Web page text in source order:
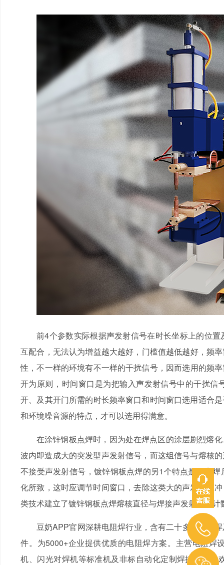
前4个参数实际根据声发射信号在时长坐标上的位置
互配合，无法认为增益越大越好，门槛值越低越好
性，不一样的环境有不一样的干扰信号，因而选用的
开为原则，时间窗口是为把输入声发射信号中的干扰信
开、及其开门所需的时长频率窗口和时间窗口选用适合
和环境噪音源的特点，才可以选用得满意。
在涂锌钢板点焊时，因为处在焊点区的涂层剧烈熔化
波内即造成大的突发型声发射信号，而这组信号与熔核的
不接受声发射信号，镀锌钢板点焊的另1个特点是在
化所致，这时应调节时间窗口，去除这类大的声发射脉冲
类技术建立了镀锌钢板点焊熔核直径与焊接声发射能量计数
豆奶APP官网深耕电阻焊行业，含有二十多年电阻焊
件。为5000+企业提供优质的电阻焊方案。主营电阻焊
机、闪光对焊机等标准机及非标自动化定制焊接产线。